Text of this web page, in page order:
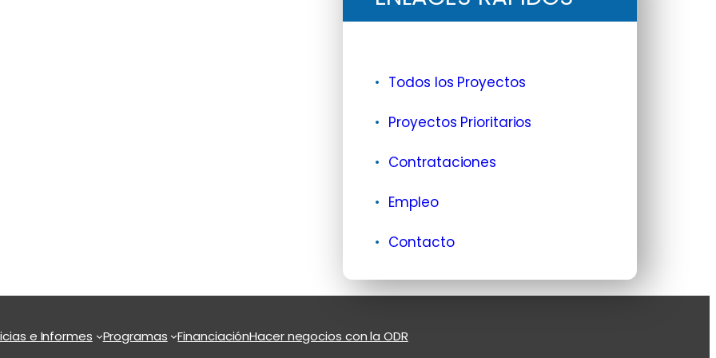
Todos los Proyectos
Proyectos Prioritarios
Contrataciones
Empleo
Contacto
e Informes Programas FinanciaciónHacer negocios con la ODR